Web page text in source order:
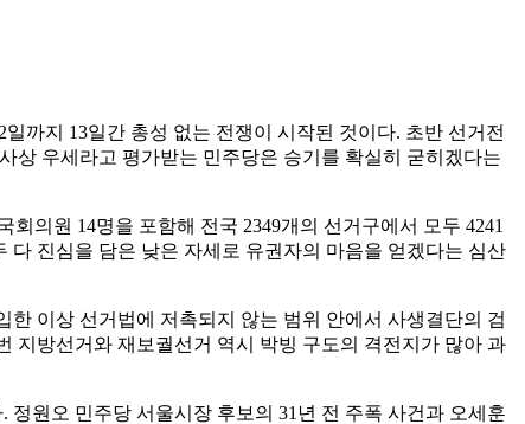
까지 13일간 총성 없는 전쟁이 시작된 것이다. 초반 선거전
상 우세라고 평가받는 민주당은 승기를 확실히 굳히겠다는
의원 14명을 포함해 전국 2349개의 선거구에서 모두 4241
진심을 담은 낮은 자세로 유권자의 마음을 얻겠다는 심산
이상 선거법에 저촉되지 않는 범위 안에서 사생결단의 검
지방선거와 재보궐선거 역시 박빙 구도의 격전지가 많아 과
원오 민주당 서울시장 후보의 31년 전 주폭 사건과 오세훈